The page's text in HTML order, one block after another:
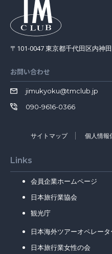
〒101-0047 東京都千代田区内神
お問い合わせ
jimukyoku@tmclub.jp
090-9616-0366
サイトマップ 個人情報
Links
会員企業ホームページ
日本旅行業協会
観光庁
日本海外ツアーオペレー
日本旅行業女性の会